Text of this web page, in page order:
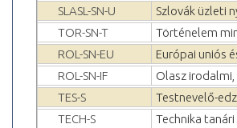
SLASL-SN-U
Szlovák üzleti
TOR-SN-T
Történelem
ROL-SN-EU
Európai uniós
ROL-SN-IF
Olasz
TES-S
Testnevelő-
TECH-S
Technika